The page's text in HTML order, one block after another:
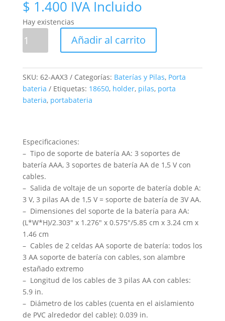
$ 1.400 IVA Incluido
Hay existencias
Bateria
X3
cantidad
Añadir al carrito
SKU: 62-AAX3 Categorías: Baterías y Pilas, Porta
bateria
Etiquetas: 18650, holder, pilas, porta
bateria, portabateria
Especificaciones:
– Tipo de soporte de batería AA: 3 soportes de
batería AAA, 3 soportes de batería AA de 1,5 V con
cables.
– Salida de voltaje de un soporte de batería doble A:
3 V, 3 pilas AA de 1,5 V = soporte de batería de 3V AA.
– Dimensiones del soporte de la batería para AA:
(L*W*H)/2.303″ x 1.276″ x 0.575″/5.85 cm x 3.24 cm x
1.46 cm
– Cables de 2 celdas AA soporte de batería: todos los
3 AA soporte de batería con cables, son alambre
estañado extremo
– Longitud de los cables de 3 pilas AA con cables:
5.9 in.
– Diámetro de los cables (cuenta en el aislamiento
de PVC alrededor del cable): 0.039 in.